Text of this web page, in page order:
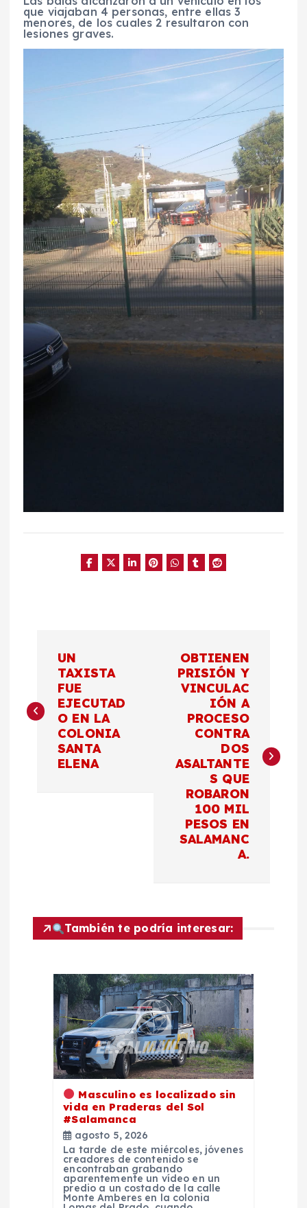
que viajaban 4 personas, entre ellas 3
menores, de los cuales 2 resultaron con
lesiones graves.
v
ó
n
UN
TAXISTA
FUE
EJECUTAD
O EN LA
COLONIA
SANTA
ELENA
OBTIENEN
PRISIÓN Y
VINCULAC
IÓN A
PROCESO
CONTRA
DOS
ASALTANTE
S QUE
ROBARON
100 MIL
PESOS EN
SALAMANC
A.
También te podría interesar:
Masculino es localizado sin
vida en Praderas del Sol
#Salamanca
agosto 5, 2026
La tarde de este miércoles, jóvenes
creadores de contenido se
encontraban grabando
aparentemente un vídeo en un
predio a un costado de la calle
Monte Amberes en la colonia